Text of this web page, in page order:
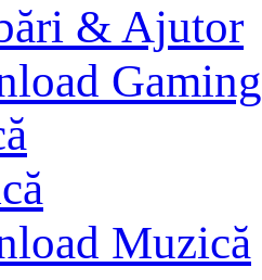
& Ajutor
Gaming
Muzică